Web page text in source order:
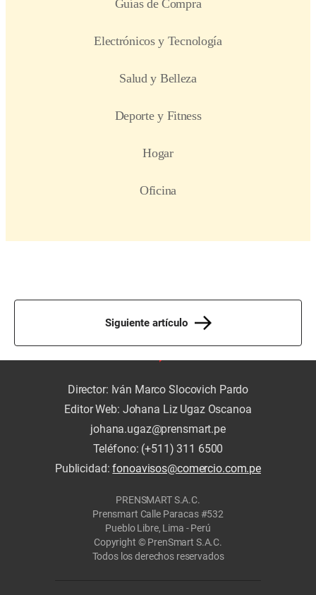
Siguiente artículo
Director: Iván Marco Slocovich Pardo
Editor Web: Johana Liz Ugaz Oscanoa
johana.ugaz@prensmart.pe
Teléfono: (+511) 311 6500
Publicidad:fonoavisos@comercio.com.pe
PRENSMART S.A.C.
Prensmart Calle Paracas #532
Pueblo Libre, Lima - Perú
Copyright © PrenSmart S.A.C.
Todos los derechos reservados